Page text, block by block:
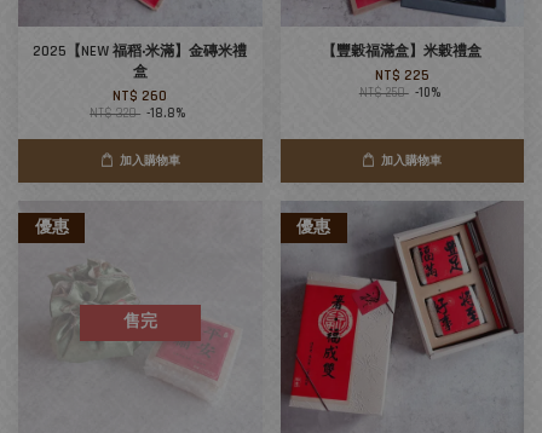
2025【NEW 福稻‧米滿】金磚米禮
盒
NT$ 260
NT$ 320 -18.8%
加入購物車
【豐穀福滿盒】米穀禮盒
NT$ 225
NT$ 250 -10%
加入購物車
優惠
售完
優惠